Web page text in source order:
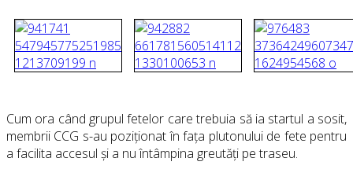
Cum ora când grupul fetelor care trebuia să ia startul a sosit,
membrii CCG s-au poziționat în fața plutonului de fete pentru
a facilita accesul și a nu întâmpina greutăți pe traseu.